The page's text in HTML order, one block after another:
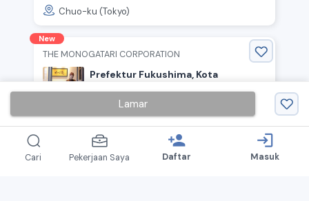
Lamar
Chuo-ku (Tokyo)
New
THE MONOGATARI CORPORATION
Prefektur Fukushima, Kota
waktu internasional! Restoran
Ramen dapur & ruang makan
jam
Paruh Waktu
Edogawa-ku (Tokyo)
Cari Pekerjaan Saya
person_add
Daftar
login
Masuk